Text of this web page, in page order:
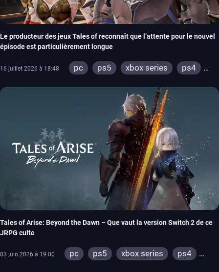
Le producteur des jeux Tales of reconnaît que l’attente pour le nouvel
épisode est particulièrement longue
16 juillet 2026 à 18:48 pc ps5 xbox series
ps4
Tales of Arise: Beyond the Dawn – Que vaut la version Switch 2 de ce
JRPG culte
03 juin 2026 à 19:00 pc ps5 xbox series
ps4